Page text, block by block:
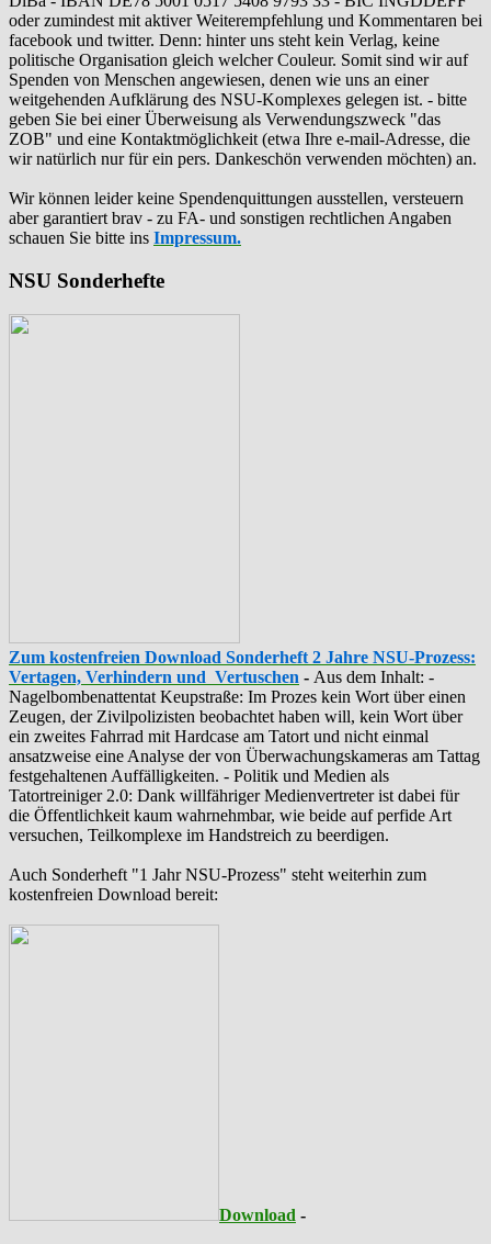
oder zumindest mit aktiver Weiterempfehlung und Kommentaren bei
facebook und twitter. Denn: hinter uns steht kein Verlag, keine
politische Organisation gleich welcher Couleur. Somit sind wir auf
Spenden von Menschen angewiesen, denen wie uns an einer
weitgehenden Aufklärung des NSU-Komplexes gelegen ist. - bitte
geben Sie bei einer Überweisung als Verwendungszweck "das
ZOB" und eine Kontaktmöglichkeit (etwa Ihre e-mail-Adresse, die
wir natürlich nur für ein pers. Dankeschön verwenden möchten) an.
Wir können leider keine Spendenquittungen ausstellen, versteuern
aber garantiert brav - zu FA- und sonstigen rechtlichen Angaben
schauen Sie bitte ins Impressum.
NSU Sonderhefte
Zum kostenfreien Download Sonderheft 2 Jahre NSU-Prozess:
Vertagen, Verhindern und Vertuschen - Aus dem Inhalt: -
‪Nagelbombenattentat‬ ‎Keupstraße‬: Im Prozes kein Wort über einen
Zeugen, der Zivilpolizisten beobachtet haben will, kein Wort über
ein zweites Fahrrad mit Hardcase am Tatort und nicht einmal
ansatzweise eine Analyse der von Überwachungskameras am Tattag
festgehaltenen Auffälligkeiten. - Politik und Medien als
‪Tatortreiniger‬ 2.0: Dank willfähriger Medienvertreter ist dabei für
die Öffentlichkeit kaum wahrnehmbar, wie beide auf perfide Art
versuchen, Teilkomplexe im Handstreich zu beerdigen.
Auch Sonderheft "1 Jahr NSU-Prozess" steht weiterhin zum
kostenfreien Download bereit:
Download -